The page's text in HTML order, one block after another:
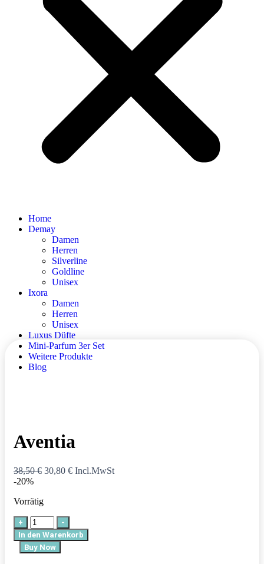
Home
Demay
Damen
Herren
Silverline
Goldline
Unisex
Ixora
Damen
Herren
Unisex
Luxus Düfte
Mini-Parfum 3er Set
Weitere Produkte
Blog
Aventia
38,50€ 30,80 € Incl.MwSt
-20%
Vorrätig
+
-
In den Warenkorb
Buy Now